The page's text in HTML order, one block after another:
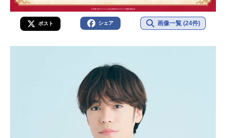
ポスト シェア 画像一覧 (24件)